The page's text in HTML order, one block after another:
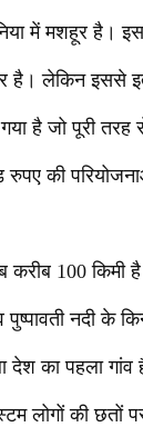
दुनिया में मशहूर
है। लेकिन इससे
है जो पूरी तरह
रुपए की
करीब 100
नदी के
का पहला गांव
लोगों की छतों